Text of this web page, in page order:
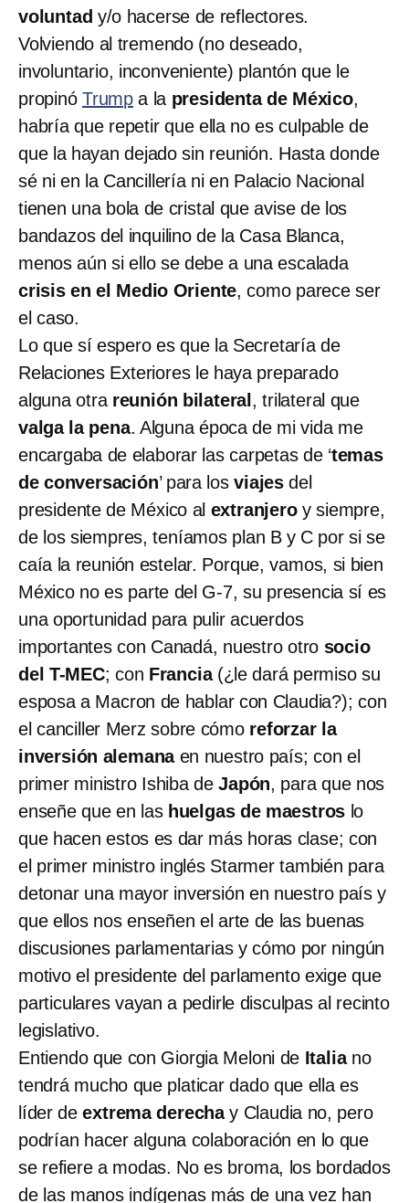
voluntad y/o hacerse de reflectores.
Volviendo al tremendo (no deseado,
involuntario, inconveniente) plantón que le
propinó Trump a la presidenta de México,
habría que repetir que ella no es culpable de
que la hayan dejado sin reunión. Hasta donde
sé ni en la Cancillería ni en Palacio Nacional
tienen una bola de cristal que avise de los
bandazos del inquilino de la Casa Blanca,
menos aún si ello se debe a una escalada
crisis en el Medio Oriente, como parece ser
el caso.
Lo que sí espero es que la Secretaría de
Relaciones Exteriores le haya preparado
alguna otra reunión bilateral , trilateral que
valga la pena. Alguna época de mi vida me
encargaba de elaborar las carpetas de ‘temas
de conversación’ para losviajes del
presidente de México al extranjeroy siempre,
de los siempres, teníamos plan B y C por si se
caía la reunión estelar. Porque, vamos, si bien
México no es parte del G-7, su presencia sí es
una oportunidad para pulir acuerdos
importantes con Canadá, nuestro otro socio
del T-MEC; con Francia(¿le dará permiso su
esposa a Macron de hablar con Claudia?); con
el canciller Merz sobre cómo reforzar la
inversión alemanaen nuestro país; con el
primer ministro Ishiba deJapón, para que nos
enseñe que en las huelgas de maestros lo
que hacen estos es dar más horas clase; con
el primer ministro inglés Starmer también para
detonar una mayor inversión en nuestro país y
que ellos nos enseñen el arte de las buenas
discusiones parlamentarias y cómo por ningún
motivo el presidente del parlamento exige que
particulares vayan a pedirle disculpas al recinto
legislativo.
Entiendo que con Giorgia Meloni de Italiano
tendrá mucho que platicar dado que ella es
líder deextrema derechay Claudia no, pero
podrían hacer alguna colaboración en lo que
se refiere a modas. No es broma, los bordados
de las manos indígenas más de una vez han